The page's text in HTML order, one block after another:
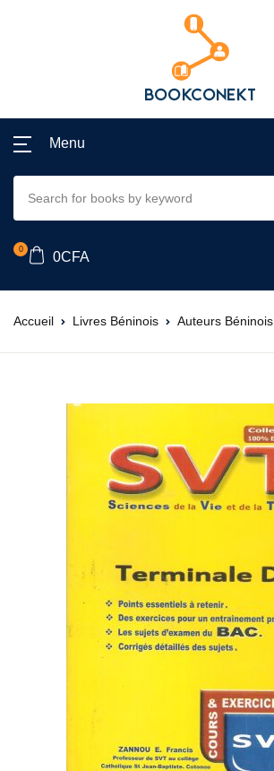
Menu
0
0CFA
Accueil Livres Béninois Auteurs Béninois